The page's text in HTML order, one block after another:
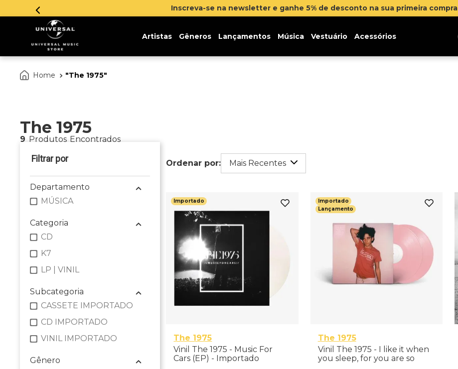
Inscreva-se na newsletter e ganhe 5% de desconto na sua primeira compra
Artistas Gêneros Lançamentos Música Vestuário Acessórios
The 1975
The 1975
9 Produtos
Departamento
MÚSICA
Categoria
CD
K7
LP | VINIL
Subcategoria
CASSETE IMPORTADO
CD IMPORTADO
VINIL IMPORTADO
Gênero
Mais Recentes
Importado
The 1975
Vinil The 1975 - Music For
Cars (EP) - Importado
Importado
Lançamento
The 1975
Vinil The 1975 - I like it when
you sleep, for you are so